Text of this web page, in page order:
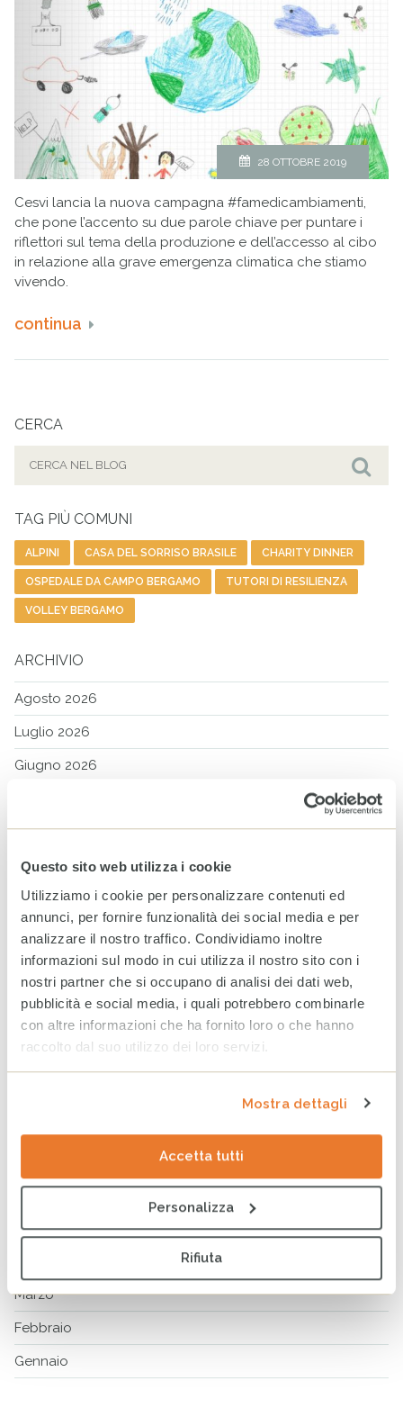
Questo sito web utilizza i cookie
Utilizziamo i cookie per personalizzare contenuti ed
annunci, per fornire funzionalità dei social media e per
analizzare il nostro traffico. Condividiamo inoltre
informazioni sul modo in cui utilizza il nostro sito con i
nostri partner che si occupano di analisi dei dati web,
pubblicità e social media, i quali potrebbero combinarle
con altre informazioni che ha fornito loro o che hanno
raccolto dal suo utilizzo dei loro servizi.
Mostra dettagli
Accetta tutti
Personalizza
Rifiuta
28 OTTOBRE 2019
Cesvi lancia la nuova campagna #famedicambiamenti,
che pone l’accento su due parole chiave per puntare i
riflettori sul tema della produzione e dell’accesso al cibo
in relazione alla grave emergenza climatica che stiamo
vivendo.
continua
CERCA
TAG PIÙ COMUNI
ALPINI CASA DEL SORRISO BRASILE CHARITY DINNER
OSPEDALE DA CAMPO BERGAMO TUTORI DI RESILIENZA
VOLLEY BERGAMO
ARCHIVIO
Agosto 2026
Luglio 2026
Giugno 2026
Aprile 2026
Marzo 2026
ARCHIVIO
2025 2024 2023
Dicembre
Novembre
Giugno
Maggio
Marzo
Febbraio
Gennaio